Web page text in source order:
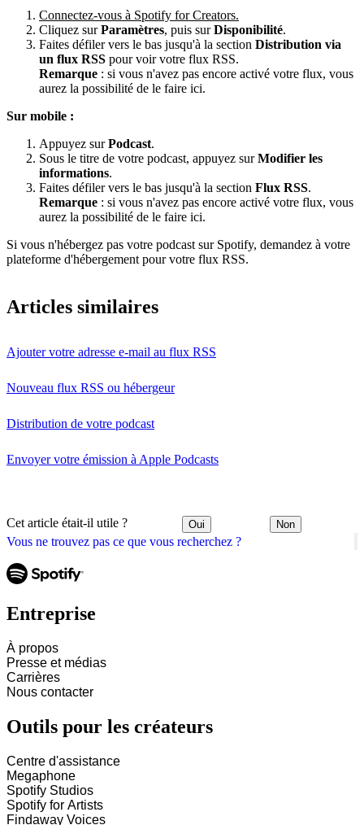
Vous ne trouvez pas ce que vous recherchez ?
Connectez-vous à Spotify for Creators.
Cliquez surParamètres, puis surDisponibilité.
Faites défiler vers le bas jusqu'à la section Distribution via
un flux RSS pour voir votre flux RSS.
Remarque : si vous n'avez pas encore activé votre flux, vous
aurez la possibilité de le faire ici.
Sur mobile :
Appuyez surPodcast.
Sous le titre de votre podcast, appuyez surModifier les
informations.
Faites défiler vers le bas jusqu'à la section Flux RSS.
Remarque : si vous n'avez pas encore activé votre flux, vous
aurez la possibilité de le faire ici.
Si vous n'hébergez pas votre podcast sur Spotify, demandez à votre
plateforme d'hébergement pour votre flux RSS.
Articles similaires
Ajouter votre adresse e-mail au flux RSS
Nouveau flux RSS ou hébergeur
Distribution de votre podcast
Envoyer votre émission à Apple Podcasts
Cet article était-il utile ? Oui Non
Entreprise
À propos
Presse et médias
Carrières
Nous contacter
Outils pour les créateurs
Centre d'assistance
Megaphone
Spotify Studios
Spotify for Artists
Findaway Voices